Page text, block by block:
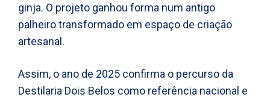
ginja. O projeto ganhou forma num antigo
palheiro transformado em espaço de criação
artesanal.
Assim, o ano de 2025 confirma o percurso da
Destilaria Dois Belos como referência nacional e